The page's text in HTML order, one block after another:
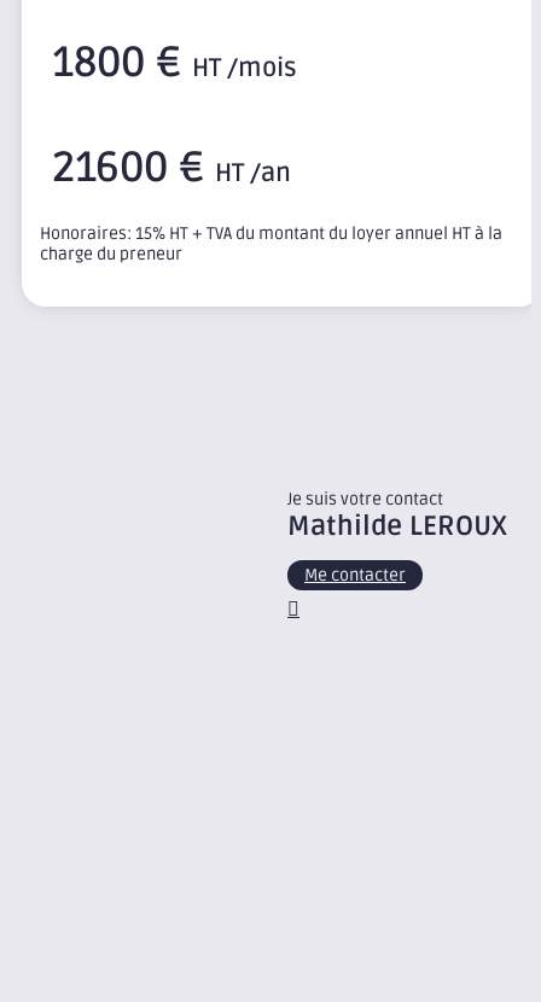
1800 € HT /mois
21600 € HT /an
Honoraires: 15% HT + TVA du montant du loyer annuel HT à la
charge du preneur
Je suis votre contact
Mathilde LEROUX
Me contacter